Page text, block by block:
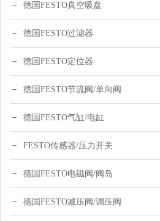
德国FESTO真空吸盘
德国FESTO过滤器
德国FESTO定位器
德国FESTO节流阀/单向阀
德国FESTO气缸/电缸
FESTO传感器/压力开关
德国FESTO电磁阀/阀岛
德国FESTO减压阀/调压阀